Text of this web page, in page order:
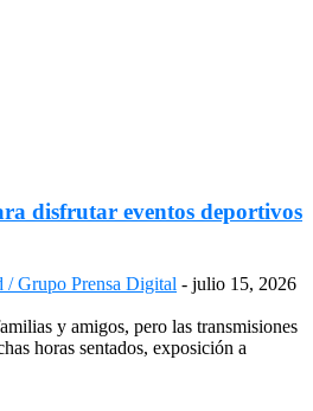
disfrutar eventos deportivos
/ Grupo Prensa Digital - julio 15, 2026
y amigos, pero las transmisiones
horas sentados, exposición a